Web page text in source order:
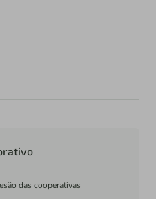
das cooperativas